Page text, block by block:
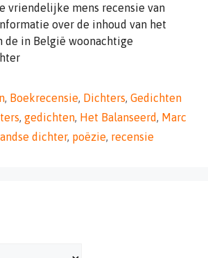
vriendelijke mens recensie van
over de inhoud van het
de in België woonachtige
, Boekrecensie, Dichters, Gedichten
, gedichten, Het Balanseerd, Marc
dichter, poëzie, recensie